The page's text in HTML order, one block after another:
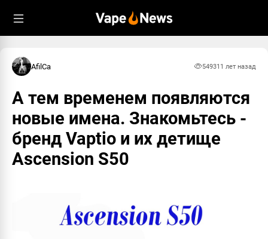
AfilCa 549311 лет назад
А тем временем появляются
новые имена. Знакомьтесь -
бренд Vaptio и их детище
Ascension S50